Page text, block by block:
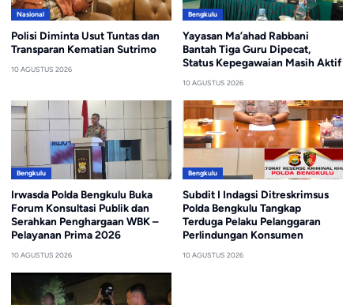
Nasional
Polisi Diminta Usut Tuntas dan
Transparan Kematian Sutrimo
10 AGUSTUS 2026
Bengkulu
Yayasan Ma’ahad Rabbani
Bantah Tiga Guru Dipecat,
Status Kepegawaian Masih Aktif
10 AGUSTUS 2026
Bengkulu
Irwasda Polda Bengkulu Buka
Forum Konsultasi Publik dan
Serahkan Penghargaan WBK –
Pelayanan Prima 2026
10 AGUSTUS 2026
Bengkulu
Subdit I Indagsi Ditreskrimsus
Polda Bengkulu Tangkap
Terduga Pelaku Pelanggaran
Perlindungan Konsumen
10 AGUSTUS 2026